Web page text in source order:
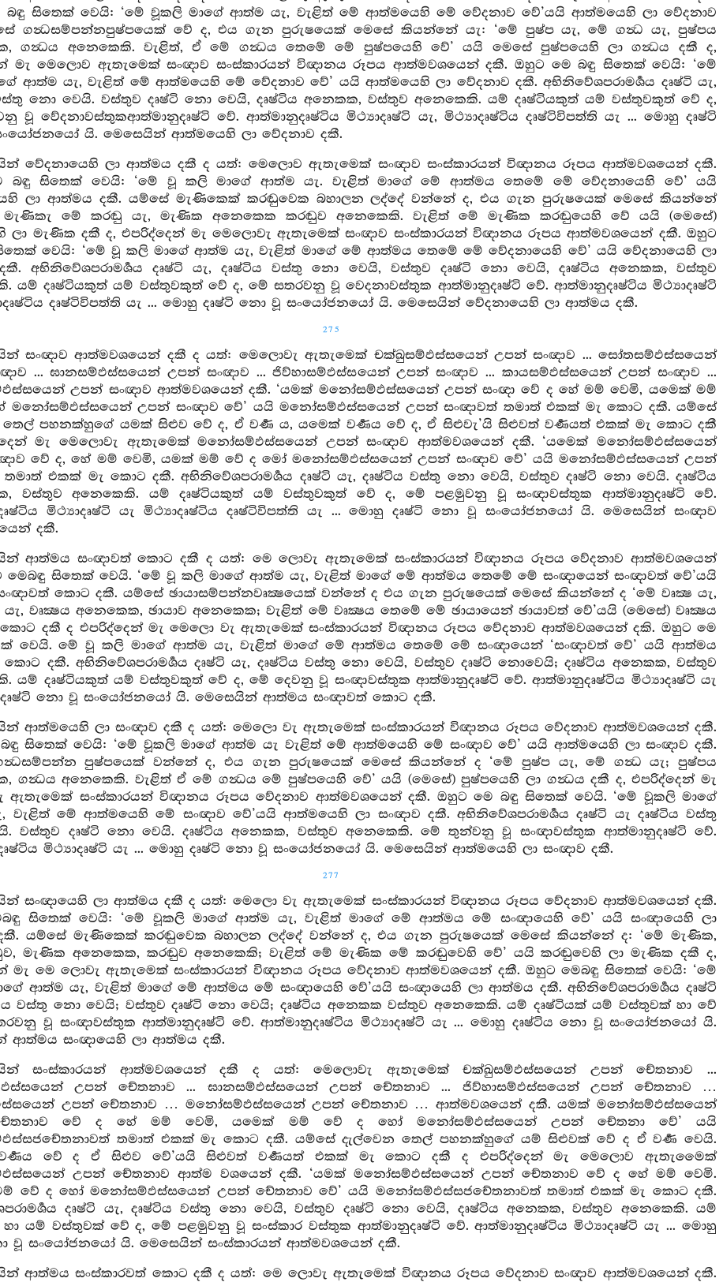
බඳු සිතෙක් වෙයි: ‘මේ වූකලි මාගේ ආත්ම යැ, වැළිත් මේ ආත්මයෙහි මේ වේදනාව වේ’යයි ආත්මයෙහි ලා වේදනාව
ගන්‍ධසම්පන්නපුෂ්පයෙක් වේ ද, එය ගැන පුරුෂයෙක් මෙසේ කියන්නේ යැ: ‘මේ පුෂ්ප යැ, මේ ගන්‍ධ යැ, පුෂ්පය
ගන්‍ධය අනෙකෙකි. වැළිත්, ඒ මේ ගන්‍ධය තෙමේ මේ පුෂ්පයෙහි වේ’ යයි මෙසේ පුෂ්පයෙහි ලා ගන්‍ධය දකී ද,
මැ මෙලොව ඇතැමෙක් සංඥාව සංස්කාරයන් විඥානය රූපය ආත්මවශයෙන් දකී. ඔහුට මෙ බඳු සිතෙක් වෙයි: ‘මේ
ආත්ම යැ, වැළිත් මේ ආත්මයෙහි මේ වේදනාව වේ’ යයි ආත්මයෙහි ලා වේදනාව දකී. අභිනිවේශපරාමර්‍ශය දෘෂ්ටි යැ,
නො වෙයි. වස්තුව දෘෂ්ටි නො වෙයි, දෘෂ්ටිය අනෙකක, වස්තුව අනෙකෙකි. යම් දෘෂ්ටියකුත් යම් වස්තුවකුත් වේ ද,
වූ වේදනාවස්තුකආත්මානුදෘෂ්ටි වේ. ආත්මානුදෘෂ්ටිය මිථ්‍යාදෘෂ්ටි යැ, මිථ්‍යාදෘෂ්ටිය දෘෂ්ටිවිපත්ති යැ ... මොහු දෘෂ්ටි
යි. මෙසෙයින් ආත්මයෙහි ලා වේදනාව දකී.
වේදනායෙහි ලා ආත්මය දකී ද යත්: මෙලොව ඇතැමෙක් සංඥාව සංස්කාරයන් විඥානය රූපය ආත්මවශයෙන් දකී.
බඳු සිතෙක් වෙයි: ‘මේ වූ කලි මාගේ ආත්ම යැ. වැළිත් මාගේ මේ ආත්මය තෙමේ මේ වේදනායෙහි වේ’ යයි
ලා ආත්මය දකී. යම්සේ මැණිකෙක් කරඬුවෙක බහාලන ලද්දේ වන්නේ ද, එය ගැන පුරුෂයෙක් මෙසේ කියන්නේ
මැණිකැ මේ කරඬු යැ, මැණික අනෙකෙක කරඬුව අනෙකෙකි. වැළිත් මේ මැණික කරඬුයෙහි වේ යයි (මෙසේ)
ලා මැණික දකී ද, එපරිද්දෙන් මැ මෙලොවැ ඇතැමෙක් සංඥාව සංස්කාරයන් විඥානය රූපය ආත්මවශයෙන් දකී. ඔහුට
වෙයි: ‘මේ වූ කලි මාගේ ආත්ම යැ, වැළිත් මාගේ මේ ආත්මය තෙමේ මේ වේදනායෙහි වේ’ යයි වේදනායෙහි ලා
අභිනිවේශපරාමර්‍ශය දෘෂ්ටි යැ, දෘෂ්ටිය වස්තු නො වෙයි, වස්තුව දෘෂ්ටි නො වෙයි, දෘෂ්ටිය අනෙකක, වස්තුව
යම් දෘෂ්ටියකුත් යම් වස්තුවකුත් වේ ද, මේ සතරවනු වූ වෙදනාවස්තුක ආත්මානුදෘෂ්ටි වේ. ආත්මානුදෘෂ්ටිය මිථ්‍යාදෘෂ්ටි
දෘෂ්ටිවිපත්ති යැ ... මොහු දෘෂ්ටි නො වූ සංයෝජනයෝ යි. මෙසෙයින් වේදනායෙහි ලා ආත්මය දකී.
275
සංඥාව ආත්මවශයෙන් දකී ද යත්: මෙලොවැ ඇතැමෙක් චක්ඛුසම්ඵස්සයෙන් උපන් සංඥාව ... සෝතසම්ඵස්සයෙන්
... ඝානසම්ඵස්සයෙන් උපන් සංඥාව ... ජිව්හාසම්ඵස්සයෙන් උපන් සංඥාව ... කායසම්ඵස්සයෙන් උපන් සංඥාව ...
උපන් සංඥාව ආත්මවශයෙන් දකී. ‘යමක් මනෝසම්ඵස්සයෙන් උපන් සංඥා වේ ද හේ මම් වෙමි, යමෙක් මම්
මනෝසම්ඵස්සයෙන් උපන් සංඥාව වේ’ යයි මනෝසම්ඵස්සයෙන් උපන් සංඥාවත් තමාත් එකක් මැ කොට දකී. යම්සේ
තෙල් පහනක්හුගේ යමක් සිළුව වේ ද, ඒ වර්‍ණ ය, යමෙක් වර්‍ණය වේ ද, ඒ සිළුවැ’යි සිළුවත් වර්‍ණයත් එකක් මැ කොට දකී
මැ මෙලොවැ ඇතැමෙක් මනෝසම්ඵස්සයෙන් උපන් සංඥාව ආත්මවශයෙන් දකී. ‘යමෙක් මනෝසම්ඵස්සයෙන්
වේ ද, හේ මම් වෙමි, යමක් මම් වේ ද මෝ මනෝසම්ඵස්සයෙන් උපන් සංඥාව වේ’ යයි මනෝසම්ඵස්සයෙන් උපන්
තමාත් එකක් මැ කොට දකී. අභිනිවේශපරාමර්‍ශය දෘෂ්ටි යැ, දෘෂ්ටිය වස්තු නො වෙයි, වස්තුව දෘෂ්ටි නො වෙයි. දෘෂ්ටිය
වස්තුව අනෙකෙකි. යම් දෘෂ්ටියකුත් යම් වස්තුවකුත් වේ ද, මේ පළමුවනු වූ සංඥාවස්තුක ආත්මානුදෘෂ්ටි වේ.
මිථ්‍යාදෘෂ්ටි යැ මිථ්‍යාදෘෂ්ටිය දෘෂ්ටිවිපත්ති යැ ... මොහු දෘෂ්ටි නො වූ සංයෝජනයෝ යි. මෙසෙයින් සංඥාව
දකී.
ආත්මය සංඥාවත් කොට දකී ද යත්: මෙ ලොවැ ඇතැමෙක් සංස්කාරයන් විඥානය රූපය වේදනාව ආත්මවශයෙන්
මෙබඳු සිතෙක් වෙයි. ‘මේ වූ කලි මාගේ ආත්ම යැ, වැළිත් මාගේ මේ ආත්මය තෙමේ මේ සංඥායෙන් සංඥාවත් වේ’යයි
කොට දකී. යම්සේ ඡායාසම්පන්නවෘක්‍ෂයෙක් වන්නේ ද එය ගැන පුරුෂයෙක් මෙසේ කියන්නේ ද ‘මේ වෘක්‍ෂ යැ,
යැ, වෘක්‍ෂය අනෙකෙක, ඡායාව අනෙකෙක; වැළිත් මේ වෘක්‍ෂය තෙමේ මේ ඡායායෙන් ඡායාවත් වේ’යයි (මෙසේ) වෘක්‍ෂය
කොට දකී ද එපරිද්දෙන් මැ මෙලො වැ ඇතැමෙක් සංස්කාරයන් විඥානය රූපය වේදනාව ආත්මවශයෙන් දකි. ඔහුට මෙ
වෙයි. මේ වූ කලි මාගේ ආත්ම යැ, වැළිත් මාගේ මේ ආත්මය තෙමේ මේ සංඥායෙන් ‘සංඥාවත් වේ’ යයි ආත්මය
කොට දකී. අභිනිවේශපරාමර්‍ශය දෘෂ්ටි යැ, දෘෂ්ටිය වස්තු නො වෙයි, වස්තුව දෘෂ්ටි නොවෙයි; දෘෂ්ටිය අනෙකක, වස්තුව
යම් දෘෂ්ටියකුත් යම් වස්තුවකුත් වේ ද, මේ දෙවනු වූ සංඥාවස්තුක ආත්මානුදෘෂ්ටි වේ. ආත්මානුදෘෂ්ටිය මිථ්‍යාදෘෂ්ටි යැ
නො වූ සංයෝජනයෝ යි. මෙසෙයින් ආත්මය සංඥාවත් කොට දකී.
ආත්මයෙහි ලා සංඥාව දකී ද යත්: මෙලො වැ ඇතැමෙක් සංස්කාරයන් විඥානය රූපය වේදනාව ආත්මවශයෙන් දකී.
සිතෙක් වෙයි: ‘මේ වූකලි මාගේ ආත්ම යැ වැළිත් මේ ආත්මයෙහි මේ සංඥාව වේ’ යයි ආත්මයෙහි ලා සංඥාව දකී.
පුෂ්පයෙක් වන්නේ ද, එය ගැන පුරුෂයෙක් මෙසේ කියන්නේ ද ‘මේ පුෂ්ප යැ, මේ ගන්‍ධ යැ; පුෂ්පය
ගන්‍ධය අනෙකෙකි. වැළිත් ඒ මේ ගන්‍ධය මේ පුෂ්පයෙහි වේ’ යයි (මෙසේ) පුෂ්පයෙහි ලා ගන්‍ධය දකී ද, එපරිද්දෙන් මැ
ඇතැමෙක් සංස්කාරයන් විඥානය රූපය වේදනාව ආත්මවශයෙන් දකී. ඔහුට මෙ බඳු සිතෙක් වෙයි. ‘මේ වූකලි මාගේ
වැළිත් මේ ආත්මයෙහි මේ සංඥාව වේ’යයි ආත්මයෙහි ලා සංඥාව දකී. අභිනිවේශපරාමර්‍ශය දෘෂ්ටි යැ දෘෂ්ටිය වස්තු
වස්තුව දෘෂ්ටි නො වෙයි. දෘෂ්ටිය අනෙකක, වස්තුව අනෙකෙකි. මේ තුන්වනු වූ සංඥාවස්තුක ආත්මානුදෘෂ්ටි වේ.
මිථ්‍යාදෘෂ්ටි යැ ... මොහු දෘෂ්ටි නො වූ සංයෝජනයෝ යි. මෙසෙයින් ආත්මයෙහි ලා සංඥාව දකී.
277
සංඥායෙහි ලා ආත්මය දකී ද යත්: මෙලො වැ ඇතැමෙක් සංස්කාරයන් විඥානය රූපය වේදනාව ආත්මවශයෙන් දකී.
සිතෙක් වෙයි: ‘මේ වූකලි මාගේ ආත්ම යැ, වැළිත් මාගේ මේ ආත්මය මේ සංඥායෙහි වේ’ යයි සංඥායෙහි ලා
යම්සේ මැණිකෙක් කරඬුවෙක බහාලන ලද්දේ වන්නේ ද, එය ගැන පුරුෂයෙක් මෙසේ කියන්නේ ද: ‘මේ මැණික,
මැණික අනෙකෙක, කරඬුව අනෙකෙකි; වැළිත් මේ මැණික මේ කරඬුවෙහි වේ’ යයි කරඬුවෙහි ලා මැණික දකී ද,
මැ මෙ ලොවැ ඇතැමෙක් සංස්කාරයන් විඥානය රූපය වේදනාව ආත්මවශයෙන් දකී. ඔහුට මෙබඳු සිතෙක් වෙයි: ‘මේ
ආත්ම යැ, වැළිත් මාගේ මේ ආත්මය මේ සංඥායෙහි වේ’යයි සංඥායෙහි ලා ආත්මය දකී. අභිනිවේශපරාමර්‍ශය දෘෂ්ටි
වස්තු නො වෙයි; වස්තුව දෘෂ්ටි නො වෙයි; දෘෂ්ටිය අනෙකක වස්තුව අනෙකෙකි. යම් දෘෂ්ටියක් යම් වස්තුවක් හා වේ
වූ සංඥාවස්තුක ආත්මානුදෘෂ්ටි වේ. ආත්මානුදෘෂ්ටිය මිථ්‍යාදෘෂ්ටි යැ ... මොහු දෘෂ්ටිය නො වූ සංයෝජනයෝ යි.
ආත්මය සංඥායෙහි ලා ආත්මය දකී.
සංස්කාරයන් ආත්මවශයෙන් දකී ද යත්: මෙලොවැ ඇතැමෙක් චක්ඛුසම්ඵස්සයෙන් උපන් චේතනාව ...
උපන් චේතනාව ... ඝානසම්ඵස්සයෙන් උපන් චේතනාව ... ජිව්හාසම්ඵස්සයෙන් උපන් චේතනාව …
උපන් චේතනාව … මනෝසම්ඵස්සයෙන් උපන් චේතනාව … ආත්මවශයෙන් දකී. යමක් මනෝසම්ඵස්සයෙන්
වේ ද හේ මම් වෙමි, යමෙක් මම් වේ ද හෝ මනෝසම්ඵස්සයෙන් උපන් චේතනා වේ’ යයි
තමාත් එකක් මැ කොට දකී. යම්සේ දැල්වෙන තෙල් පහනක්හුගේ යම් සිළුවක් වේ ද ඒ වර්‍ණ වෙයි.
වේ ද ඒ සිළුව වේ’යයි සිළුවත් වර්‍ණයත් එකක් මැ කොට දකී ද එපරිද්දෙන් මැ මෙලොව ඇතැමෛක්
උපන් චේතනාව ආත්ම වශයෙන් දකී. ‘යමක් මනෝසම්ඵස්සයෙන් උපන් චේතනාව වේ ද හේ මම් වෙමි.
වේ ද හෝ මනෝසම්ඵස්සයෙන් උපන් චේතනාව වේ’ යයි මනෝසම්ඵස්සජචේතනාවත් තමාත් එකක් මැ කොට දකී.
දෘෂ්ටි යැ, දෘෂ්ටිය වස්තු නො වෙයි, වස්තුව දෘෂ්ටි නො වෙයි, දෘෂ්ටිය අනෙකක, වස්තුව අනෙකෙකි. යම්
හා යම් වස්තුවක් වේ ද, මේ පළමුවනු වූ සංස්කාර වස්තුක ආත්මානුදෘෂ්ටි වේ. ආත්මානුදෘෂ්ටිය මිථ්‍යාදෘෂ්ටි යැ ... මොහු
වූ සංයෝජනයෝ යි. මෙසෙයින් සංස්කාරයන් ආත්මවශයෙන් දකී.
ආත්මය සංස්කාරවත් කොට දකී ද යත්: මෙ ලොවැ ඇතැමෙක් විඥානය රූපය වේදනාව සංඥාව ආත්මවශයෙන් දකී.